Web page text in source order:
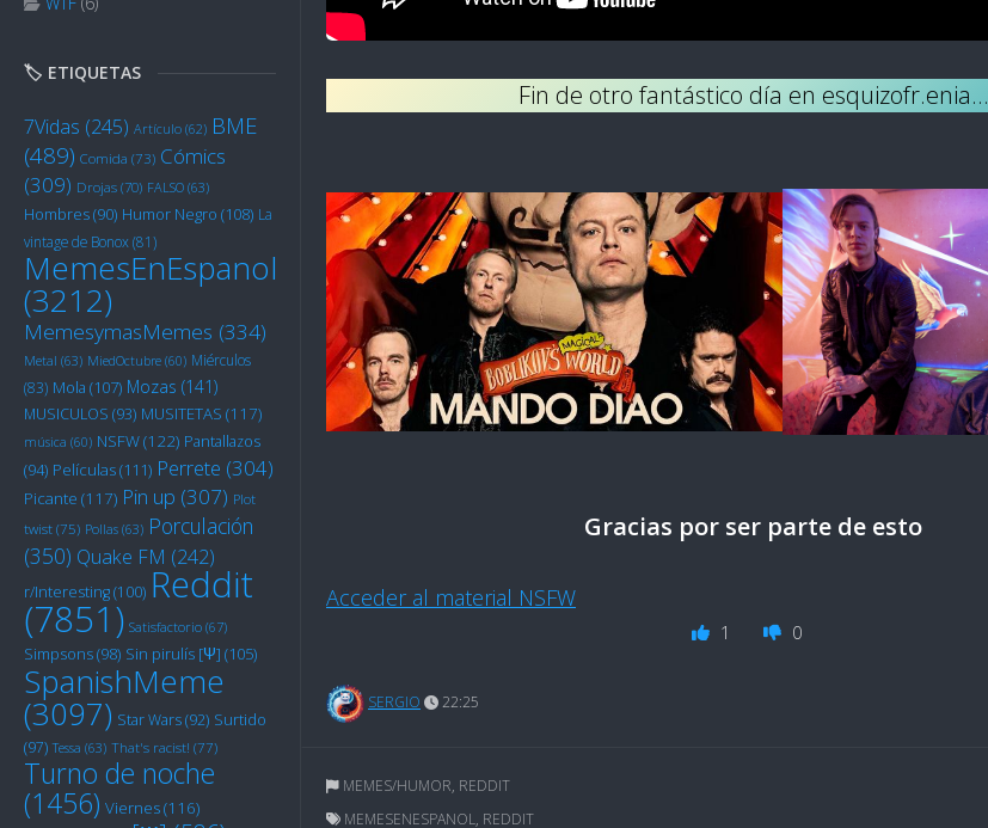
🏷️ ETIQUETAS
7Vidas (245) Artículo (62) BME
(489) Comida (73) Cómics
(309) Drojas (70) FALSO (63)
Hombres(90) Humor Negro (108) La
vintage de Bonox(81)
MemesEnEspanol
(3212)
MemesymasMemes (334)
Metal (63) MiedOctubre (60) Miérculos
(83) Mola (107) Mozas (141)
MUSICULOS (93) MUSITETAS (117)
música (60) NSFW(122) Pantallazos
(94) Películas(111) Perrete (304)
Picante (117) Pin up (307) Plot
twist (75) Pollas (63) Porculación
(350) Quake FM (242)
r/Interesting(100) Reddit
(7851) Satisfactorio (67)
Simpsons(98) Sin pirulís [Ψ] (105)
SpanishMeme
(3097) Star Wars(92) Surtido
(97) Tessa (63) That's racist! (77)
Turno de noche
(1456) Viernes(116)
Fin de otro fantástico día en esquizofr.enia…
Gracias por ser parte de esto
Acceder al material NSFW
1 0
SERGIO 22:25
MEMES/HUMOR, REDDIT
MEMESENESPANOL, REDDIT